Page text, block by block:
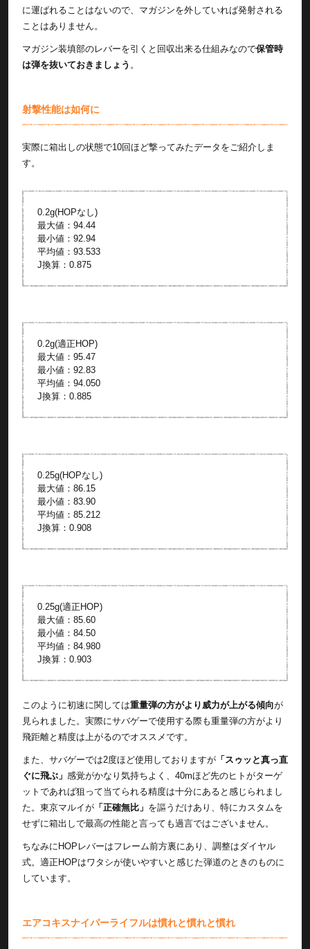
に運ばれることはないので、マガジンを外していれば発射される
ことはありません。
マガジン装填部のレバーを引くと回収出来る仕組みなので保管時
は弾を抜いておきましょう 。
射撃性能は如何に
実際に箱出しの状態で10回ほど撃ってみたデータをご紹介しま
す。
0.2g(HOPなし)
最大値：94.44
最小値：92.94
平均値：93.533
J換算：0.875
0.2g(適正HOP)
最大値：95.47
最小値：92.83
平均値：94.050
J換算：0.885
0.25g(HOPなし)
最大値：86.15
最小値：83.90
平均値：85.212
J換算：0.908
0.25g(適正HOP)
最大値：85.60
最小値：84.50
平均値：84.980
J換算：0.903
このように初速に関しては重量弾の方がより威力が上がる傾向が
見られました。実際にサバゲーで使用する際も重量弾の方がより
飛距離と精度は上がるのでオススメです。
また、サバゲーでは2度ほど使用しておりますが 「スゥッと真っ直
ぐに飛ぶ」 感覚がかなり気持ちよく、40mほど先のヒトがターゲ
ットであれば狙って当てられる精度は十分にあると感じられまし
た。東京マルイが 「正確無比」 を謳うだけあり、特にカスタムを
せずに箱出しで最高の性能と言っても過言ではございません。
ちなみにHOPレバーはフレーム前方裏にあり、調整はダイヤル
式。適正HOPはワタシが使いやすいと感じた弾道のときのものに
しています。
エアコキスナイパーライフルは慣れと慣れと慣れ